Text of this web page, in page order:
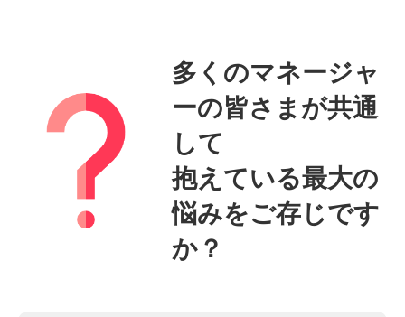
多くのマネージャ
ーの皆さまが共通
して
抱えている最大の
悩みをご存じです
か？